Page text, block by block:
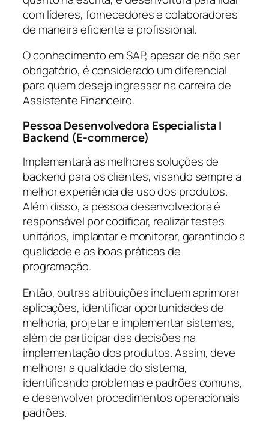
com líderes, fornecedores e colaboradores
de maneira eficiente e profissional.
O conhecimento em SAP, apesar de não ser
obrigatório, é considerado um diferencial
para quem deseja ingressar na carreira de
Assistente Financeiro.
Pessoa Desenvolvedora Especialista I
Backend (E-commerce)
Implementará as melhores soluções de
backend para os clientes, visando sempre a
melhor experiência de uso dos produtos.
Além disso, a pessoa desenvolvedora é
responsável por codificar, realizar testes
unitários, implantar e monitorar, garantindo a
qualidade e as boas práticas de
programação.
Então, outras atribuições incluem aprimorar
aplicações, identificar oportunidades de
melhoria, projetar e implementar sistemas,
além de participar das decisões na
implementação dos produtos. Assim, deve
melhorar a qualidade do sistema,
identificando problemas e padrões comuns,
e desenvolver procedimentos operacionais
padrões.